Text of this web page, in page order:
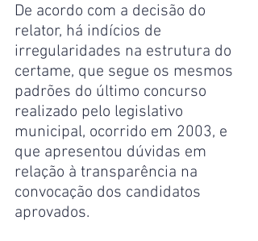
De acordo com a decisão do
relator, há indícios de
irregularidades na estrutura do
certame, que segue os mesmos
padrões do último concurso
realizado pelo legislativo
municipal, ocorrido em 2003, e
que apresentou dúvidas em
relação à transparência na
convocação dos candidatos
aprovados.